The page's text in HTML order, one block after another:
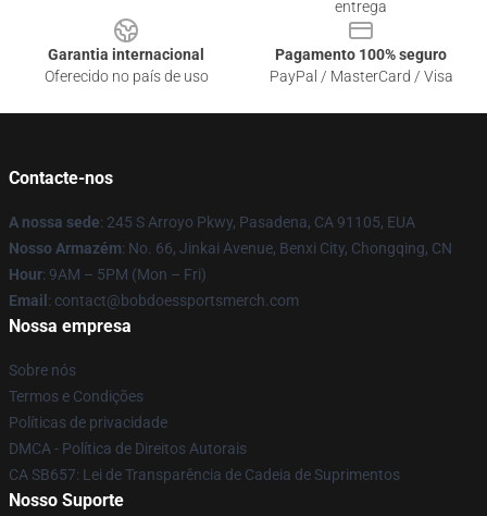
entrega
Garantia internacional
Oferecido no país de uso
Pagamento 100% seguro
PayPal / MasterCard / Visa
Contacte-nos
A nossa sede: 245 S Arroyo Pkwy, Pasadena, CA 91105, EUA
Nosso Armazém: No. 66, Jinkai Avenue, Benxi City, Chongqing, CN
Hour: 9AM – 5PM (Mon – Fri)
Email : contact@bobdoessportsmerch.com
Nossa empresa
Sobre nós
Termos e Condições
Políticas de privacidade
DMCA - Política de Direitos Autorais
CA SB657: Lei de Transparência de Cadeia de Suprimentos
Nosso Suporte